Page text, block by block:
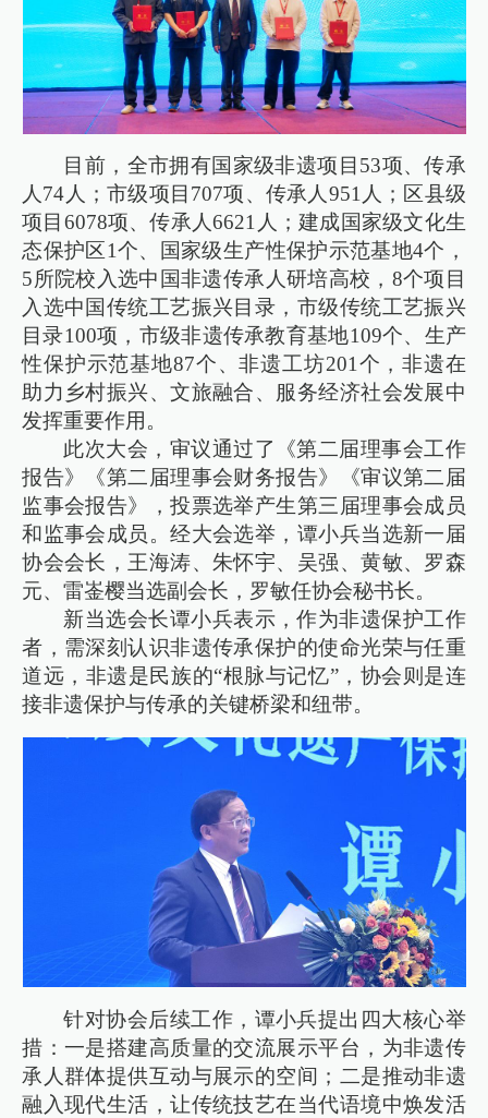
目前，全市拥有国家级非遗项目53项、传承
人74人；市级项目707项、传承人951人；区县级
项目6078项、传承人6621人；建成国家级文化生
态保护区1个、国家级生产性保护示范基地4个，
5所院校入选中国非遗传承人研培高校，8个项目
入选中国传统工艺振兴目录，市级传统工艺振兴
目录100项，市级非遗传承教育基地109个、生产
性保护示范基地87个、非遗工坊201个，非遗在
助力乡村振兴、文旅融合、服务经济社会发展中
发挥重要作用。
此次大会，审议通过了《第二届理事会工作
报告》《第二届理事会财务报告》《审议第二届
监事会报告》，投票选举产生第三届理事会成员
和监事会成员。经大会选举，谭小兵当选新一届
协会会长，王海涛、朱怀宇、吴强、黄敏、罗森
元、雷崟樱当选副会长，罗敏任协会秘书长。
新当选会长谭小兵表示，作为非遗保护工作
者，需深刻认识非遗传承保护的使命光荣与任重
道远，非遗是民族的“根脉与记忆”，协会则是连
接非遗保护与传承的关键桥梁和纽带。
针对协会后续工作，谭小兵提出四大核心举
措：一是搭建高质量的交流展示平台，为非遗传
承人群体提供互动与展示的空间；二是推动非遗
融入现代生活，让传统技艺在当代语境中焕发活